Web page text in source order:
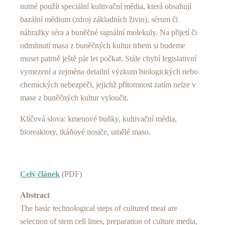
nutné použít speciální kultivační média, která obsahují
bazální médium (zdroj základních živin), sérum či
náhražky séra a buněčné signální molekuly. Na přijetí či
odmítnutí masa z buněčných kultur trhem si budeme
muset patrně ještě pár let počkat. Stále chybí legislativní
vymezení a zejména detailní výzkum biologických nebo
chemických nebezpečí, jejichž přítomnost zatím nelze v
mase z buněčných kultur vyloučit.
Klíčová slova: kmenové buňky, kultivační média,
bioreaktory, tkáňové nosiče, umělé maso.
Celý článek (PDF)
Abstract
The basic technological steps of cultured meat are
selection of stem cell lines, preparation of culture media,